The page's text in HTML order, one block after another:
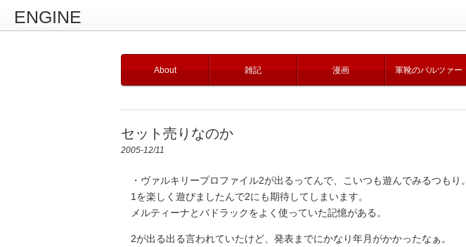
ENGINE
About 雑記 漫画 軍靴のバルツァー
セット売りなのか
2005-12/11
・ヴァルキリープロファイル2が出るってんで、こいつも遊んでみるつもり。
1を楽しく遊びましたんで2にも期待してしまいます。
メルティーナとバドラックをよく使っていた記憶がある。
2が出る出る言われていたけど、発表までにかなり年月がかかったなぁ。